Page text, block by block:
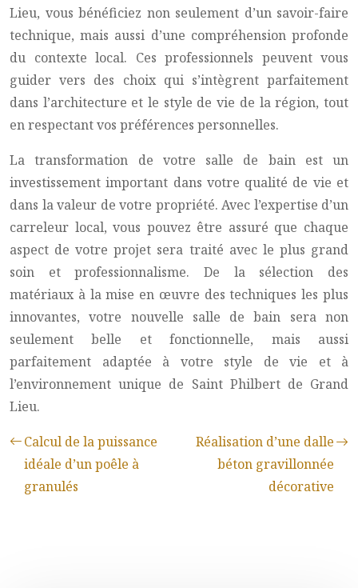
Lieu, vous bénéficiez non seulement d’un savoir-faire
technique, mais aussi d’une compréhension profonde
du contexte local. Ces professionnels peuvent vous
guider vers des choix qui s’intègrent parfaitement
dans l’architecture et le style de vie de la région, tout
en respectant vos préférences personnelles.
La transformation de votre salle de bain est un
investissement important dans votre qualité de vie et
dans la valeur de votre propriété. Avec l’expertise d’un
carreleur local, vous pouvez être assuré que chaque
aspect de votre projet sera traité avec le plus grand
soin et professionnalisme. De la sélection des
matériaux à la mise en œuvre des techniques les plus
innovantes, votre nouvelle salle de bain sera non
seulement belle et fonctionnelle, mais aussi
parfaitement adaptée à votre style de vie et à
l’environnement unique de Saint Philbert de Grand
Lieu.
Calcul de la puissance
idéale d’un poêle à
granulés
Réalisation d’une dalle
béton gravillonnée
décorative